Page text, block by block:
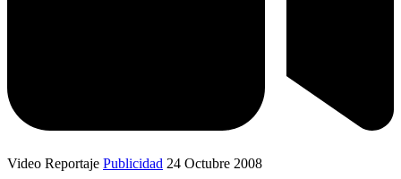
Video Reportaje Publicidad 24 Octubre 2008